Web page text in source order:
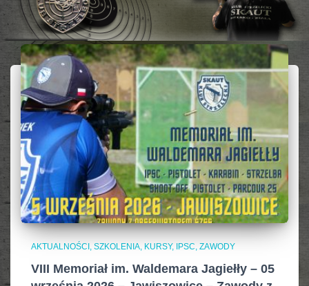
AKTUALNOŚCI, SZKOLENIA, KURSY, IPSC ZAWODY
VIII Memoriał im. Waldemara Jagiełły – 05